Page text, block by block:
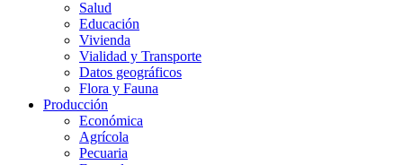
Salud
Educación
Vivienda
Vialidad y Transporte
Datos geográficos
Flora y Fauna
Producción
Económica
Agrícola
Pecuaria